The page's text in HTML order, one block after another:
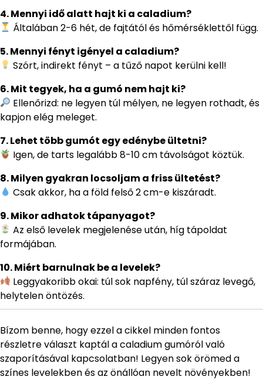
4. Mennyi idő alatt hajt ki a caladium?
Általában 2-6 hét, de fajtától és hőmérséklettől függ.
5. Mennyi fényt igényel a caladium?
Szórt, indirekt fényt – a tűző napot kerülni kell!
6. Mit tegyek, ha a gumó nem hajt ki?
Ellenőrizd: ne legyen túl mélyen, ne legyen rothadt, és
kapjon elég meleget.
7. Lehet több gumót egy edénybe ültetni?
Igen, de tarts legalább 8-10 cm távolságot köztük.
8. Milyen gyakran locsoljam a friss ültetést?
Csak akkor, ha a föld felső 2 cm-e kiszáradt.
9. Mikor adhatok tápanyagot?
Az első levelek megjelenése után, híg tápoldat
formájában.
10. Miért barnulnak be a levelek?
Leggyakoribb okai: túl sok napfény, túl száraz levegő,
helytelen öntözés.
Bízom benne, hogy ezzel a cikkel minden fontos
részletre választ kaptál a caladium gumóról való
szaporításával kapcsolatban! Legyen sok örömed a
színes levelekben és az önállóan nevelt növényekben!